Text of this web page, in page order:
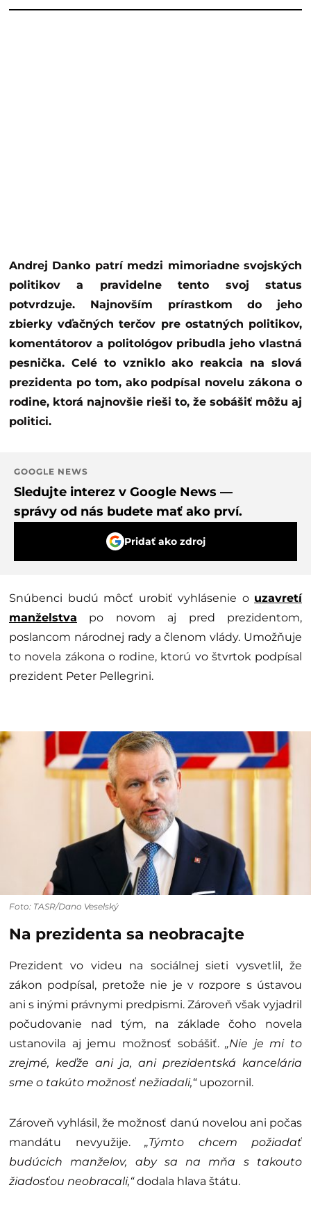
Andrej Danko patrí medzi mimoriadne svojských
politikov a pravidelne tento svoj status
potvrdzuje. Najnovším prírastkom do jeho
zbierky vďačných terčov pre ostatných politikov,
komentátorov a politológov pribudla jeho vlastná
pesnička. Celé to vzniklo ako reakcia na slová
prezidenta po tom, ako podpísal novelu zákona o
rodine, ktorá najnovšie rieši to, že sobášiť môžu aj
politici.
GOOGLE NEWS
Sledujte interez v Google News —
správy od nás budete mať ako prví.
Pridať ako zdroj
Snúbenci budú môcť urobiť vyhlásenie o uzavretí
manželstva po novom aj pred prezidentom,
poslancom národnej rady a členom vlády. Umožňuje
to novela zákona o rodine, ktorú vo štvrtok podpísal
prezident Peter Pellegrini.
Foto: TASR/Dano Veselský
Na prezidenta sa neobracajte
Prezident vo videu na sociálnej sieti vysvetlil, že
zákon podpísal, pretože nie je v rozpore s ústavou
ani s inými právnymi predpismi. Zároveň však vyjadril
počudovanie nad tým, na základe čoho novela
ustanovila aj jemu možnosť sobášiť.„Nie je mi to
zrejmé, keďže ani ja, ani prezidentská kancelária
sme o takúto možnosť nežiadali,“upozornil.
Zároveň vyhlásil, že možnosť danú novelou ani počas
mandátu nevyužije. „Týmto chcem požiadať
budúcich manželov, aby sa na mňa s takouto
žiadosťou neobracali,“dodala hlava štátu.